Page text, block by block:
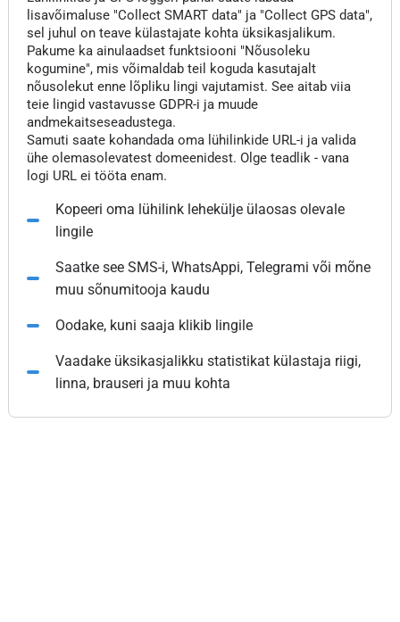
lisavõimaluse "Collect SMART data" ja "Collect GPS data",
sel juhul on teave külastajate kohta üksikasjalikum.
Pakume ka ainulaadset funktsiooni "Nõusoleku
kogumine", mis võimaldab teil koguda kasutajalt
nõusolekut enne lõpliku lingi vajutamist. See aitab viia
teie lingid vastavusse GDPR-i ja muude
andmekaitseseadustega.
Samuti saate kohandada oma lühilinkide URL-i ja valida
ühe olemasolevatest domeenidest. Olge teadlik - vana
logi URL ei tööta enam.
Kopeeri oma lühilink lehekülje ülaosas olevale
lingile
Saatke see SMS-i, WhatsAppi, Telegrami või mõne
muu sõnumitooja kaudu
Oodake, kuni saaja klikib lingile
Vaadake üksikasjalikku statistikat külastaja riigi,
linna, brauseri ja muu kohta